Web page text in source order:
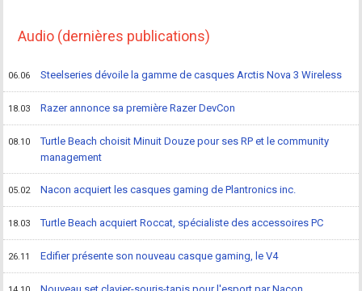
Audio (dernières publications)
06.06 Steelseries dévoile la gamme de casques Arctis Nova 3 Wireless
18.03 Razer annonce sa première Razer DevCon
08.10
Turtle Beach choisit Minuit Douze pour ses RP et le community
management
05.02 Nacon acquiert les casques gaming de Plantronics inc.
18.03 Turtle Beach acquiert Roccat, spécialiste des accessoires PC
26.11 Edifier présente son nouveau casque gaming, le V4